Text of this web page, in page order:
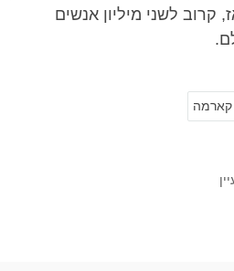
החניכה בלהסה, טיבט בשנת 1954 ומאז, קרוב לשני מיליון אנשים
קארמה